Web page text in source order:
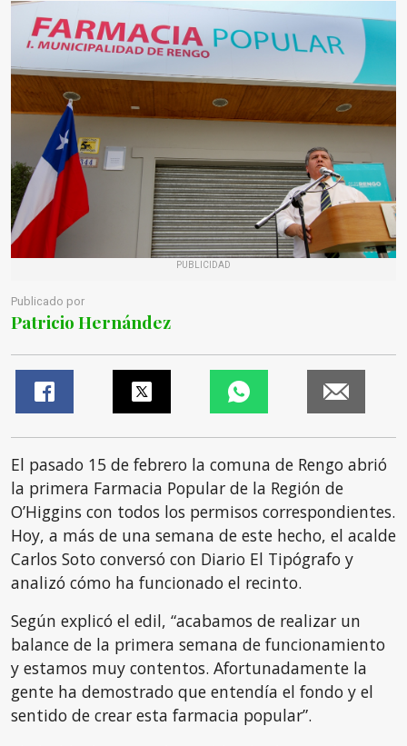
PUBLICIDAD
Publicado por
Patricio Hernández
El pasado 15 de febrero la comuna de Rengo abrió
la primera Farmacia Popular de la Región de
O’Higgins con todos los permisos correspondientes.
Hoy, a más de una semana de este hecho, el acalde
Carlos Soto conversó con Diario El Tipógrafo y
analizó cómo ha funcionado el recinto.
Según explicó el edil, “acabamos de realizar un
balance de la primera semana de funcionamiento
y estamos muy contentos. Afortunadamente la
gente ha demostrado que entendía el fondo y el
sentido de crear esta farmacia popular”.